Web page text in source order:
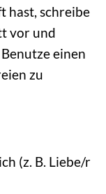
hast, schreibe
vor und
einen
zu
(z. B. Liebe/r